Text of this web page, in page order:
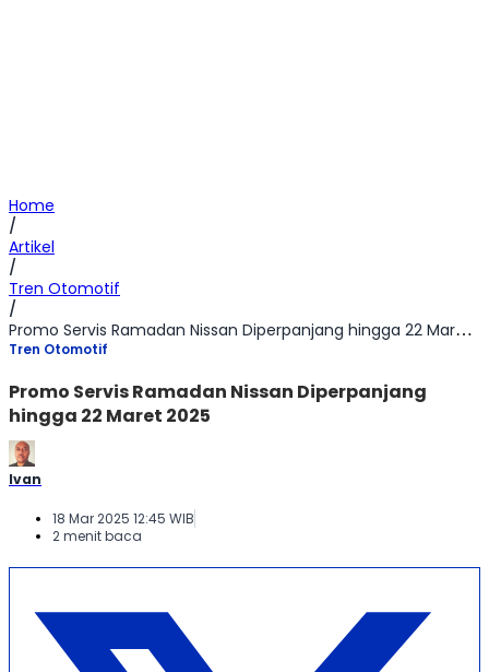
Home
/
Artikel
/
Tren Otomotif
/
Promo Servis Ramadan Nissan Diperpanjang hingga 22 Maret 2025
Tren Otomotif
Promo Servis Ramadan Nissan Diperpanjang
hingga 22 Maret 2025
Ivan
18 Mar 2025 12:45 WIB
2 menit baca